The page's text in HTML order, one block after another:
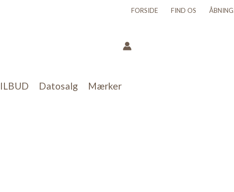
FORSIDE FIND OS
Datosalg Mærker